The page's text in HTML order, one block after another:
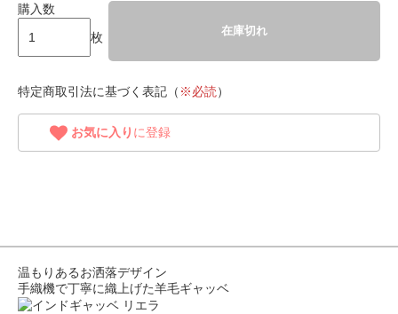
購入数
枚
在庫切れ
特定商取引法に基づく表記（ ※必読）
お気に入り に登録
温もりあるお洒落デザイン
手織機で丁寧に織上げた羊毛ギャッベ